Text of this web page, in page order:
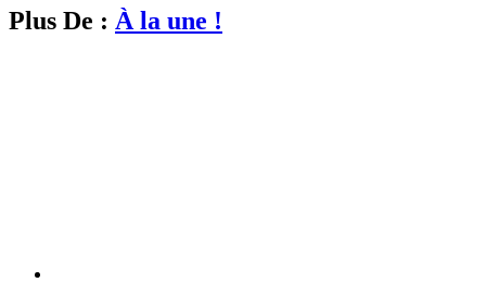
Plus De : À la une !